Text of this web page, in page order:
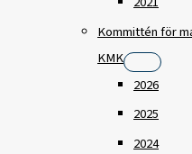
Kommittén för
KMK
2026
2025
2024